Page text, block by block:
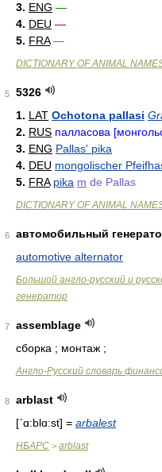
3. ENG —
4. DEU —
5. FRA —
DICTIONARY OF ANIMAL
5
5326
1. LAT Ochotona pallasi
2. RUS палласова
3. ENG Pallas' pika
4. DEU mongolischer
5. FRA pika m de Pallas
DICTIONARY OF ANIMAL
6
автомобильный
automotive alternator
Большой англо-русский и
генератор
7
assemblage
сборка ; монтаж ;
Англо-Русский словарь
8
arblast
[ʹɑ:blɑ:st] = arbalest
НБАРС > arblast